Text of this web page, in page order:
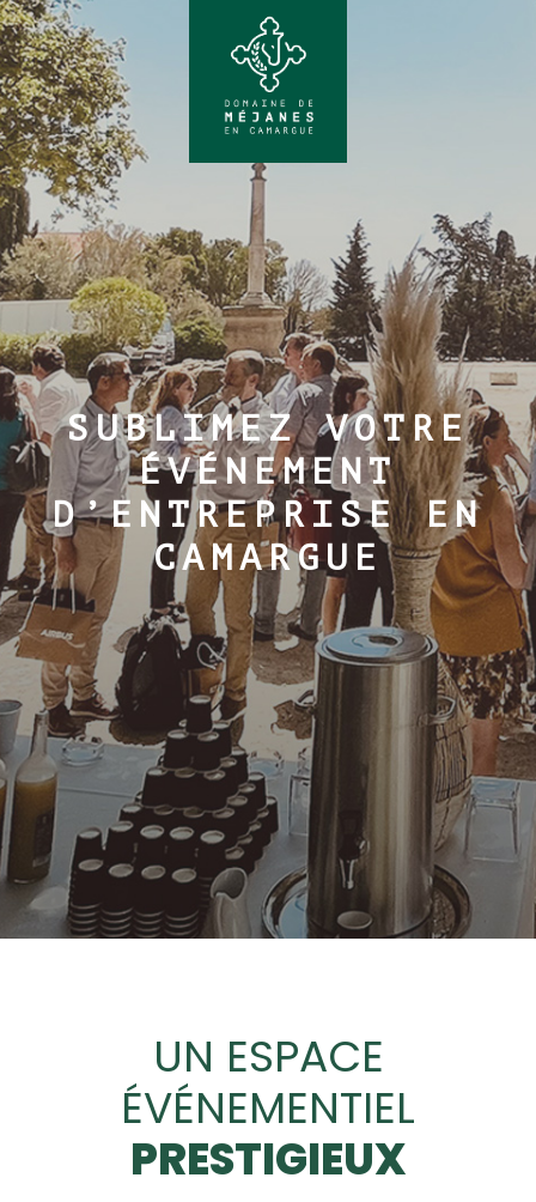
SUBLIMEZ VOTRE
ÉVÉNEMENT
D’ENTREPRISE EN
CAMARGUE
UN ESPACE
ÉVÉNEMENTIEL
PRESTIGIEUX